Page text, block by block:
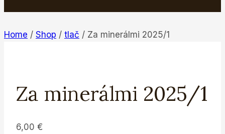
Home / Shop / tlač / Za minerálmi 2025/1
Za minerálmi 2025/1
6,00 €